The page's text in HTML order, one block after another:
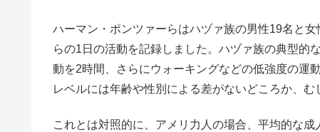
ハーマン・ポンツァーらはハヅァ族の男性19名と
らの1日の活動を記録しました。ハヅァ族の典型的
動を2時間、さらにウォーキングなどの低強度の運
レベルには年齢や性別による差がないどころか、
これとは対照的に、アメリ力人の場合、平均的な